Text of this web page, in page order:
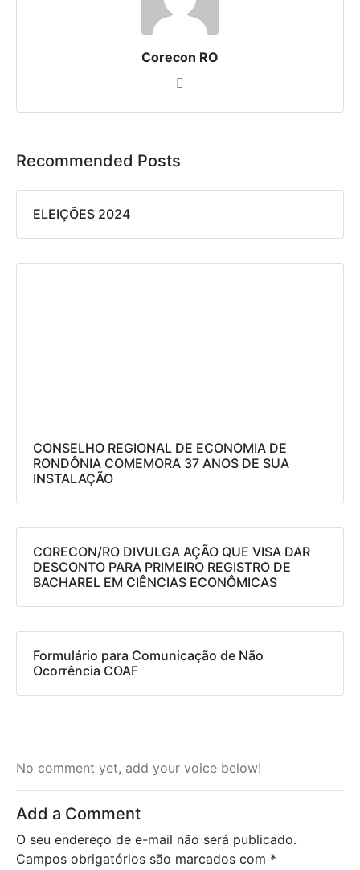
Corecon RO
Recommended Posts
ELEIÇÕES 2024
CONSELHO REGIONAL DE ECONOMIA DE
RONDÔNIA COMEMORA 37 ANOS DE SUA
INSTALAÇÃO
CORECON/RO DIVULGA AÇÃO QUE VISA DAR
DESCONTO PARA PRIMEIRO REGISTRO DE
BACHAREL EM CIÊNCIAS ECONÔMICAS
Formulário para Comunicação de Não
Ocorrência COAF
No comment yet, add your voice below!
Add a Comment
O seu endereço de e-mail não será publicado.
Campos obrigatórios são marcados com *